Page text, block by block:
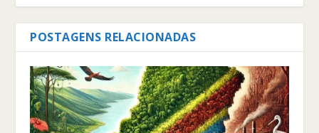
POSTAGENS RELACIONADAS